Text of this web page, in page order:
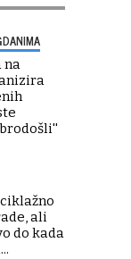
na
ali
do kada